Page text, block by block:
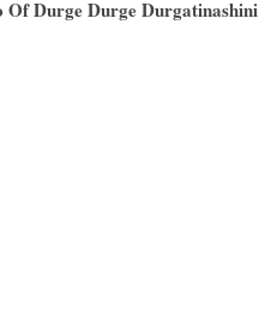
Of Durge Durge Durgatinashini